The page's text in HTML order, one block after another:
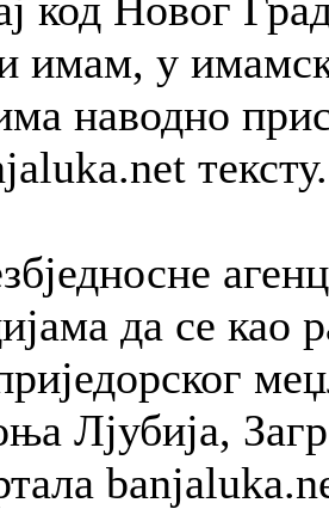
имам, у
наводно
тексту.
да се као
Лјубија,